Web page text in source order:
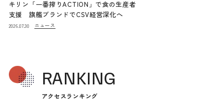
キリン「一番搾りACTION」で食の生産者
支援 旗艦ブランドでCSV経営深化へ
2026.07.30 ニュース
RANKING
アクセスランキング